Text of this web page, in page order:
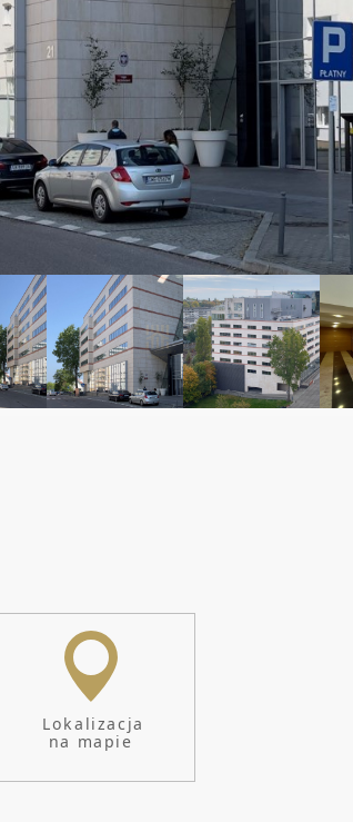
współczynnik pow. wspólnej 5,00
miejsce parkingowe 50 - 110
Zapraszam po więcej szczegółów
obiektu w dogodnym terminie.
Oferta dedykowana pod potrzeby
przygotowywana indywidualnie.
OBSŁUGA BEZPROWIZYJNA
WSPIERAM TRÓJMIEJSKIE FIRMY W
ANALIZIE ORAZ NEGOCJACJACH
RELOKACJA / DOSTOSOWANIE
WYPOSAŻENIE / PROJEKTY / WYCENY
Lokalizacja
na mapie